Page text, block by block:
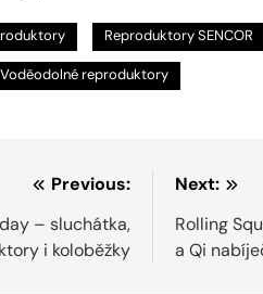
Reproduktory SENCOR
Voděodolné reproduktory
Previous:
– sluchátka,
i koloběžky
Next:
Rolling
a Qi